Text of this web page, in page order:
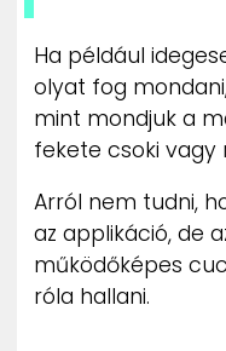
Ha például
olyat fog
mint mondjuk a
fekete csoki vagy
Arról nem tudni,
az applikáció, de
működőképes
róla hallani.